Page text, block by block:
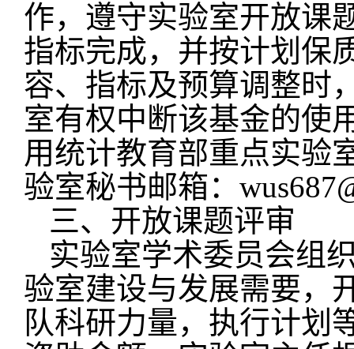
作，遵守实验室开放课
指标完成，并按计划保
容、指标及预算调整时
室有权中断该基金的使
用统计教育部重点实验
验室秘书邮箱：
三、开放课题评审
实验室学术委员会组
验室建设与发展需要，
队科研力量，执行计划